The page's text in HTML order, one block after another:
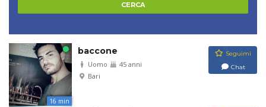
16 min
baccone
Uomo
45 anni
Bari
Seguimi
Chat